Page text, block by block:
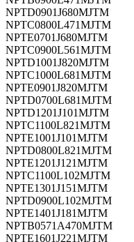
NPTD0901J680MJTM
NPTC0800L471MJTM
NPTE0701J680MJTM
NPTC0900L561MJTM
NPTD1001J820MJTM
NPTC1000L681MJTM
NPTE0901J820MJTM
NPTD0700L681MJTM
NPTD1201J101MJTM
NPTC1100L821MJTM
NPTE1001J101MJTM
NPTD0800L821MJTM
NPTE1201J121MJTM
NPTC1100L102MJTM
NPTE1301J151MJTM
NPTD0900L102MJTM
NPTE1401J181MJTM
NPTB0571A470MJTM
NPTE1601J221MJTM